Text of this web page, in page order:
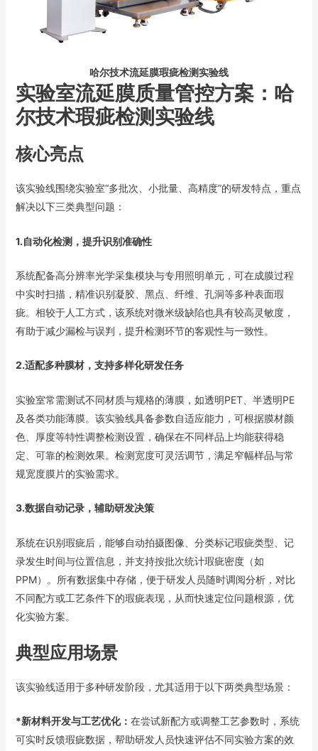
哈尔技术流延膜瑕疵检测实验线
实验室流延膜质量管控方案：哈
尔技术瑕疵检测实验线
核心亮点
该实验线围绕实验室“多批次、小批量、高精度”的研发特点，重点
解决以下三类典型问题：
1.自动化检测，提升识别准确性
系统配备高分辨率光学采集模块与专用照明单元，可在成膜过程
中实时扫描，精准识别凝胶、黑点、纤维、孔洞等多种表面瑕
疵。相较于人工方式，该系统对微米级缺陷也具有较高灵敏度，
有助于减少漏检与误判，提升检测环节的客观性与一致性。
2.适配多种膜材，支持多样化研发任务
实验室常需测试不同材质与规格的薄膜，如透明PET、半透明PE
及各类功能薄膜。该实验线具备参数自适应能力，可根据膜材颜
色、厚度等特性调整检测设置，确保在不同样品上均能获得稳
定、可靠的检测效果。检测宽度可灵活调节，满足窄幅样品与常
规宽度膜片的实验需求。
3.数据自动记录，辅助研发决策
系统在识别瑕疵后，能够自动拍摄图像、分类标记瑕疵类型、记
录发生时间与位置信息，并支持按批次统计瑕疵密度（如
PPM）。所有数据集中存储，便于研发人员随时调阅分析，对比
不同配方或工艺条件下的瑕疵表现，从而快速定位问题根源，优
化实验方案。
典型应用场景
该实验线适用于多种研发阶段，尤其适用于以下两类典型场景：
*新材料开发与工艺优化： 在尝试新配方或调整工艺参数时，系统
可实时反馈瑕疵数据，帮助研发人员快速评估不同实验方案的效